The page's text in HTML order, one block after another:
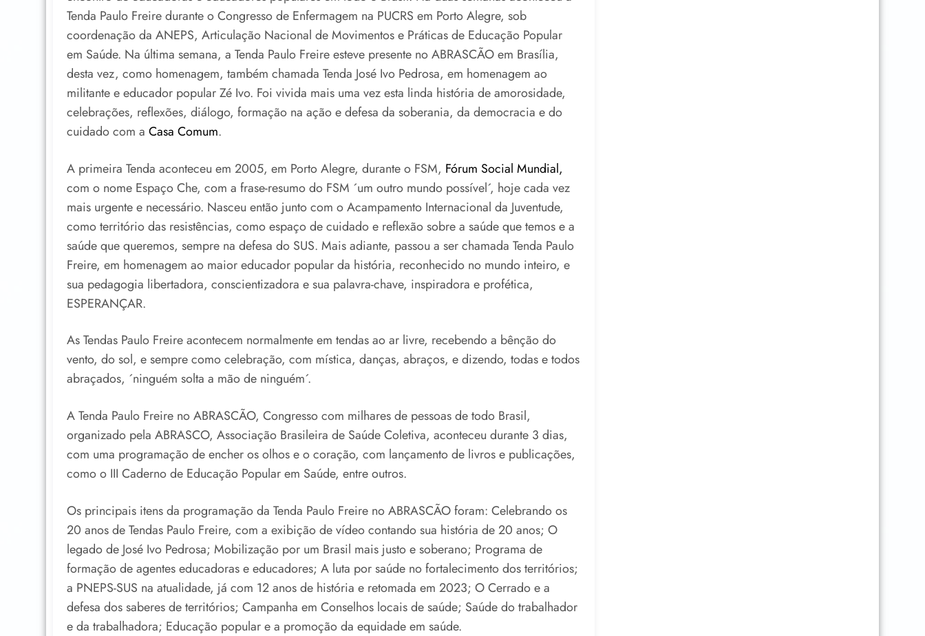
Tenda Paulo Freire durante o Congresso de Enfermagem na PUCRS em Porto Alegre, sob
coordenação da ANEPS, Articulação Nacional de Movimentos e Práticas de Educação Popular
em Saúde. Na última semana, a Tenda Paulo Freire esteve presente no ABRASCÃO em Brasília,
desta vez, como homenagem, também chamada Tenda José Ivo Pedrosa, em homenagem ao
militante e educador popular Zé Ivo. Foi vivida mais uma vez esta linda história de amorosidade,
celebrações, reflexões, diálogo, formação na ação e defesa da soberania, da democracia e do
cuidado com a Casa Comum.
A primeira Tenda aconteceu em 2005, em Porto Alegre, durante o FSM, Fórum Social Mundial,
com o nome Espaço Che, com a frase-resumo do FSM ´um outro mundo possível´, hoje cada vez
mais urgente e necessário. Nasceu então junto com o Acampamento Internacional da Juventude,
como território das resistências, como espaço de cuidado e reflexão sobre a saúde que temos e a
saúde que queremos, sempre na defesa do SUS. Mais adiante, passou a ser chamada Tenda Paulo
Freire, em homenagem ao maior educador popular da história, reconhecido no mundo inteiro, e
sua pedagogia libertadora, conscientizadora e sua palavra-chave, inspiradora e profética,
ESPERANÇAR.
As Tendas Paulo Freire acontecem normalmente em tendas ao ar livre, recebendo a bênção do
vento, do sol, e sempre como celebração, com mística, danças, abraços, e dizendo, todas e todos
abraçados, ´ninguém solta a mão de ninguém´.
A Tenda Paulo Freire no ABRASCÃO, Congresso com milhares de pessoas de todo Brasil,
organizado pela ABRASCO, Associação Brasileira de Saúde Coletiva, aconteceu durante 3 dias,
com uma programação de encher os olhos e o coração, com lançamento de livros e publicações,
como o III Caderno de Educação Popular em Saúde, entre outros.
Os principais itens da programação da Tenda Paulo Freire no ABRASCÃO foram: Celebrando os
20 anos de Tendas Paulo Freire, com a exibição de vídeo contando sua história de 20 anos; O
legado de José Ivo Pedrosa; Mobilização por um Brasil mais justo e soberano; Programa de
formação de agentes educadoras e educadores; A luta por saúde no fortalecimento dos territórios;
a PNEPS-SUS na atualidade, já com 12 anos de história e retomada em 2023; O Cerrado e a
defesa dos saberes de territórios; Campanha em Conselhos locais de saúde; Saúde do trabalhador
e da trabalhadora; Educação popular e a promoção da equidade em saúde.